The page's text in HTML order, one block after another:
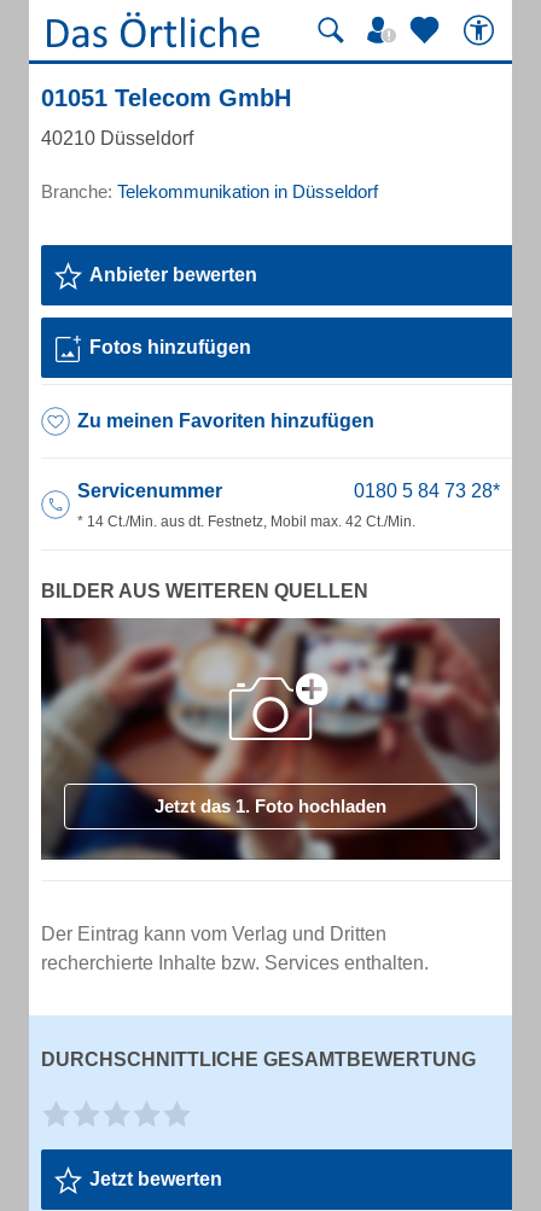
01051 Telecom GmbH
40210 Düsseldorf
Branche: Telekommunikation in Düsseldorf
Anbieter bewerten
Fotos hinzufügen
Zu meinen Favoriten hinzufügen
Servicenummer
* 14 Ct./Min. aus dt. Festnetz, Mobil max. 42 Ct./Min.
BILDER AUS WEITEREN QUELLEN
Jetzt das 1. Foto hochladen
Der Eintrag kann vom Verlag und Dritten
recherchierte Inhalte bzw. Services enthalten.
DURCHSCHNITTLICHE GESAMTBEWERTUNG
Jetzt bewerten